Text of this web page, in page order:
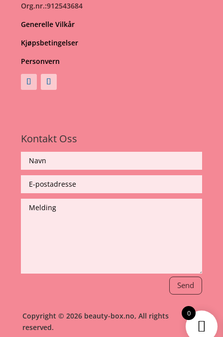
Org.nr.:912543684
Generelle Vilkår
Kjøpsbetingelser
Personvern
Kontakt Oss
Send
Copyright © 2026 beauty-box.no, All rights
reserved.
0